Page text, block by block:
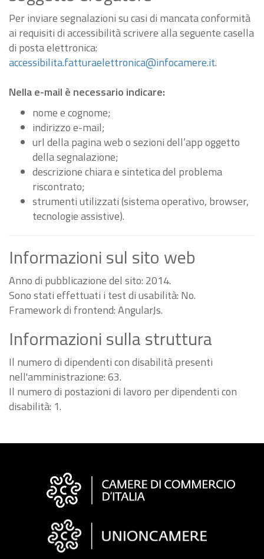
Per inviare segnalazioni su casi di mancata conformità
ai requisiti di accessibilità scrivere alla seguente casella
di posta elettronica:
accessibilita.fatturaelettronica@infocamere.it.
Nella e-mail è necessario indicare:
nome e cognome;
indirizzo e-mail;
url della pagina web o sezioni dell’app oggetto
della segnalazione;
descrizione chiara e sintetica del problema
riscontrato;
strumenti utilizzati (sistema operativo, browser,
tecnologie assistive).
Informazioni sul sito web
Anno di pubblicazione del sito: 2014.
Sono stati effettuati i test di usabilità: No.
Framework di frontend: AngularJs.
Informazioni sulla struttura
Il numero di dipendenti con disabilità presenti
nell'amministrazione: 63.
Il numero di postazioni di lavoro per dipendenti con
disabilità: 1.
Informazioni
"Fattura